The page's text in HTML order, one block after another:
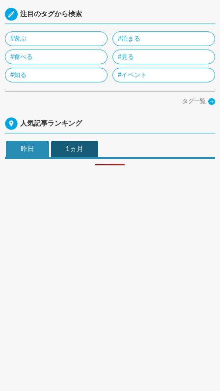
注目のタグから検索
#遊ぶ #泊まる
#食べる #見る
#知る #イベント
タグ一覧
人気記事ランキング
昨日 1ヵ月